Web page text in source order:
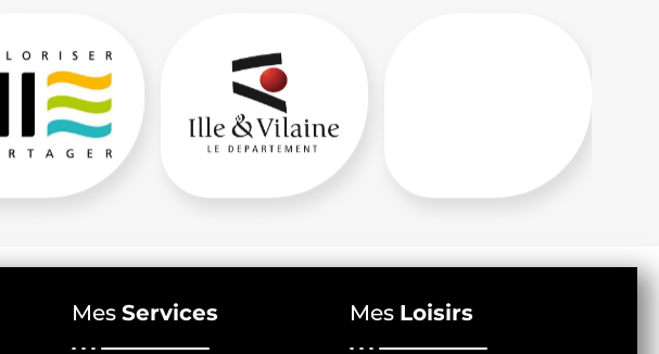
MesServices Mes Loisirs